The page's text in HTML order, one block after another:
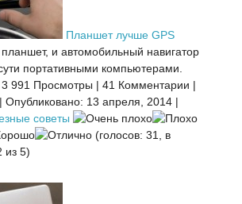
Планшет лучше GPS
и автомобильный навигатор
портативными компьютерами.
3 991 Просмотры | 41 Комментарии |
| Опубликовано: 13 апреля, 2014 |
советы
(голосов: 31, в
из 5)